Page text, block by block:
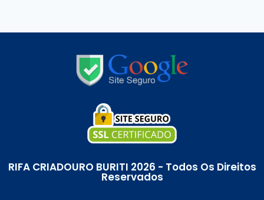
RIFA CRIADOURO BURITI 2026 - Todos Os Direitos
Reservados